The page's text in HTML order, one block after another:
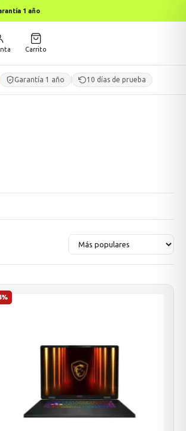
1 año
Carrito
Garantía 1 año 10 días de prueba